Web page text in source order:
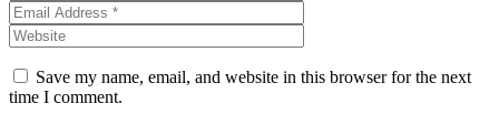
Save my name, email, and website in this browser for the next
time I comment.